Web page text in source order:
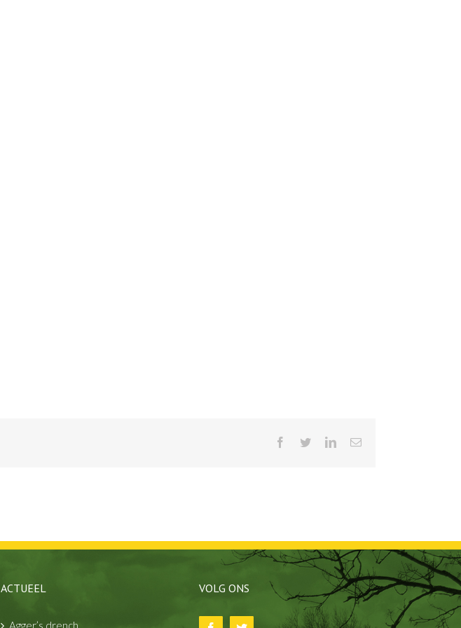
Facebook LinkedInE-
ACTUEEL
Agger’s drench
VOLG ONS